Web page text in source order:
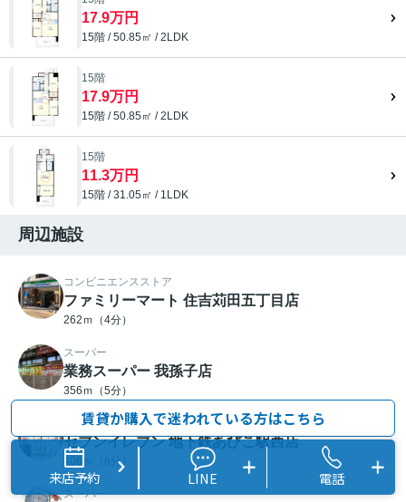
17.9万円
15階 / 50.85㎡ / 2LDK
15階
17.9万円
15階 / 50.85㎡ / 2LDK
15階
11.3万円
15階 / 31.05㎡ / 1LDK
周辺施設
コンビニエンスストア
ファミリーマート 住吉苅田五丁目店
262ｍ（4分）
スーパー
業務スーパー 我孫子店
356ｍ（5分）
コンビニエンスストア
セブンイレブン 地下鉄あびこ駅西店
406ｍ（6分）
スーパー
賃貸か購入で迷われている方はこちら
来店予約 LINE 電話